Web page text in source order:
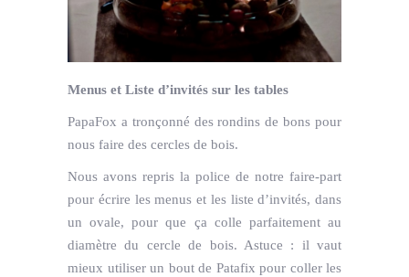
Menus et Liste d’invités sur les tables
PapaFox a tronçonné des rondins de bons pour
nous faire des cercles de bois.
Nous avons repris la police de notre faire-part
pour écrire les menus et les liste d’invités, dans
un ovale, pour que ça colle parfaitement au
diamètre du cercle de bois. Astuce : il vaut
mieux utiliser un bout de Patafix pour coller les